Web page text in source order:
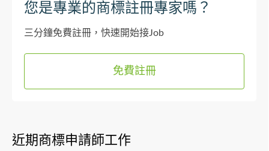
您是專業的商標註冊專家嗎？
三分鐘免費註冊，快速開始接Job
免費註冊
近期商標申請師工作